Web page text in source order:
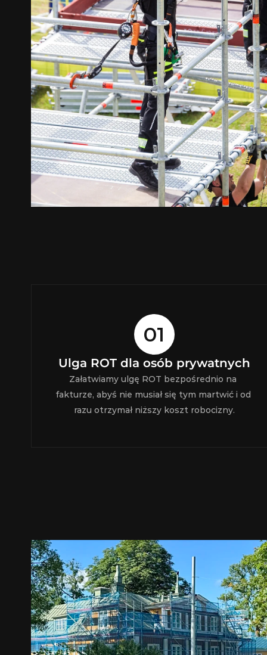
01
Ulga ROT dla osób prywatnych
Załatwiamy ulgę ROT bezpośrednio na
fakturze, abyś nie musiał się tym martwić i od
razu otrzymał niższy koszt robocizny.